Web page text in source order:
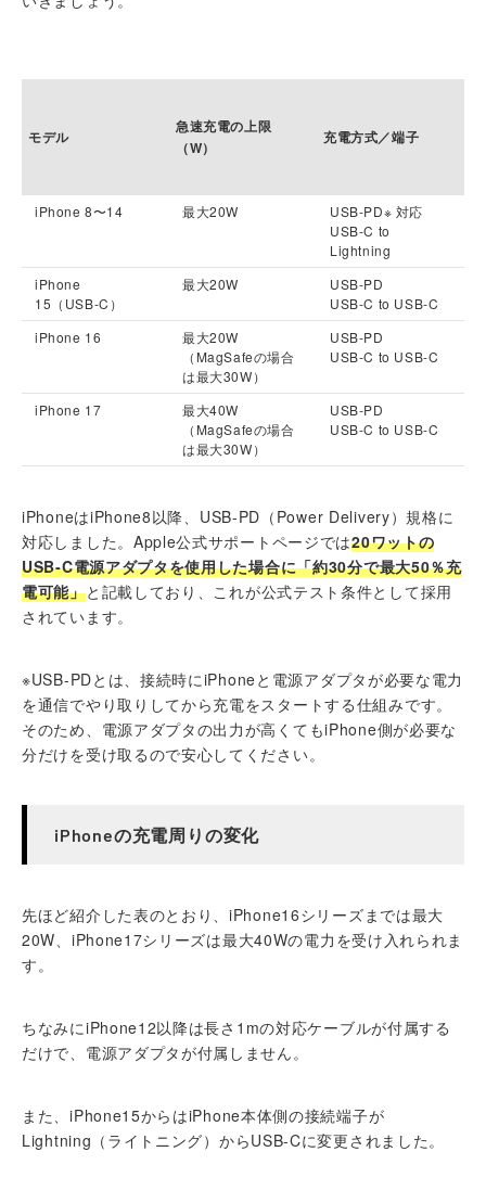
モデル
急速充電の上限
（W）
充電方式／端子
iPhone 8〜14 最大20W
USB‑PD※ 対応
USB‑C to
Lightning
iPhone
15（USB‑C）
最大20W
USB‑PD
USB‑C to USB‑C
iPhone 16
最大20W
（MagSafeの場合
は最大30W）
USB‑PD
USB‑C to USB‑C
iPhone 17
最大40W
（MagSafeの場合
は最大30W）
USB‑PD
USB‑C to USB‑C
iPhoneはiPhone8以降、USB‑PD（Power Delivery）規格に
対応しました。Apple公式サポートページでは20ワットの
USB‑C電源アダプタを使用した場合に「約30分で最大50％充
電可能」と記載しており、これが公式テスト条件として採用
されています。
※USB‑PDとは、接続時にiPhoneと電源アダプタが必要な電力
を通信でやり取りしてから充電をスタートする仕組みです。
そのため、電源アダプタの出力が高くてもiPhone側が必要な
分だけを受け取るので安心してください。
iPhoneの充電周りの変化
先ほど紹介した表のとおり、iPhone16シリーズまでは最大
20W、iPhone17シリーズは最大40Wの電力を受け入れられま
す。
ちなみにiPhone12以降は長さ1mの対応ケーブルが付属する
だけで、電源アダプタが付属しません。
また、iPhone15からはiPhone本体側の接続端子が
Lightning（ライトニング）からUSB-Cに変更されました。